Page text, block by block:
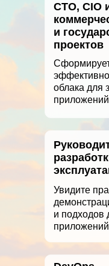
Увидите
и подходов
приложений
облака для
приложений
CTO, СIO
и
проектов